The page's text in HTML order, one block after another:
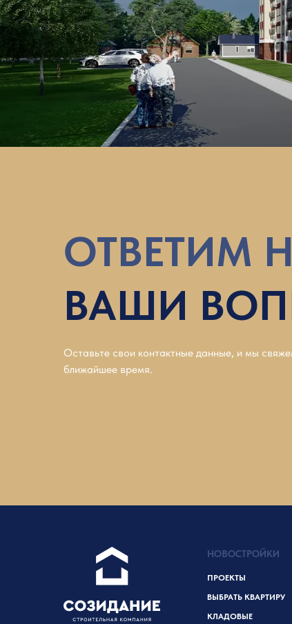
ОТВЕТИМ
ВАШИ
Оставьте свои контактные данные, и мы
ближайшее время.
НОВОСТРОЙКИ
ПРОЕКТЫ
ВЫБРАТЬ КВАРТИРУ
КЛАДОВЫЕ